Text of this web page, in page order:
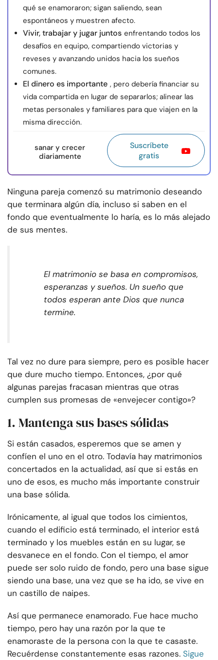
qué se enamoraron; sigan saliendo, sean
espontáneos y muestren afecto.
Vivir, trabajar y jugar juntos enfrentando todos los
desafíos en equipo, compartiendo victorias y
reveses y avanzando unidos hacia los sueños
comunes.
El dinero es importante , pero debería financiar su
vida compartida en lugar de separarlos; alinear las
metas personales y familiares para que viajen en la
misma dirección.
sanar y crecer
diariamente
Suscríbete
gratis
Ninguna pareja comenzó su matrimonio deseando
que terminara algún día, incluso si saben en el
fondo que eventualmente lo haría, es lo más alejado
de sus mentes.
El matrimonio se basa en compromisos,
esperanzas y sueños. Un sueño que
todos esperan ante Dios que nunca
termine.
Tal vez no dure para siempre, pero es posible hacer
que dure mucho tiempo. Entonces, ¿por qué
algunas parejas fracasan mientras que otras
cumplen sus promesas de «envejecer contigo»?
1. Mantenga sus bases sólidas
Si están casados, esperemos que se amen y
confíen el uno en el otro. Todavía hay matrimonios
concertados en la actualidad, así que si estás en
uno de esos, es mucho más importante construir
una base sólida.
Irónicamente, al igual que todos los cimientos,
cuando el edificio está terminado, el interior está
terminado y los muebles están en su lugar, se
desvanece en el fondo. Con el tiempo, el amor
puede ser solo ruido de fondo, pero una base sigue
siendo una base, una vez que se ha ido, se vive en
un castillo de naipes.
Así que permanece enamorado. Fue hace mucho
tiempo, pero hay una razón por la que te
enamoraste de la persona con la que te casaste.
Recuérdense constantemente esas razones. Sigue